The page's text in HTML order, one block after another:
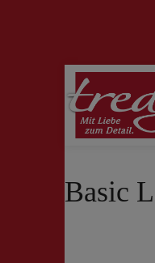
Zur Suche springen Zur
Basic